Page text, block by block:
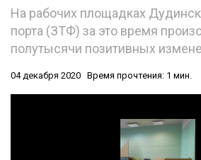
На рабочих площадках
порта (ЗТФ) за это время
полутысячи позитивных
04 декабря 2020 Время прочтения: 1 мин.